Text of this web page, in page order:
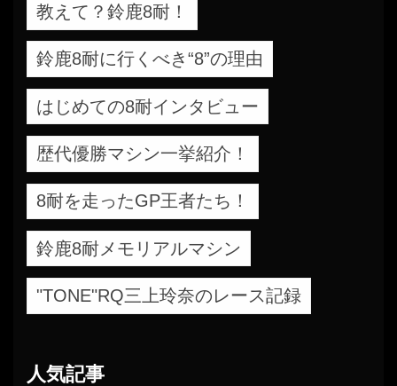
教えて？鈴鹿8耐！
鈴鹿8耐に行くべき“8”の理由
はじめての8耐インタビュー
歴代優勝マシン一挙紹介！
8耐を走ったGP王者たち！
鈴鹿8耐メモリアルマシン
"TONE"RQ三上玲奈のレース記録
人気記事